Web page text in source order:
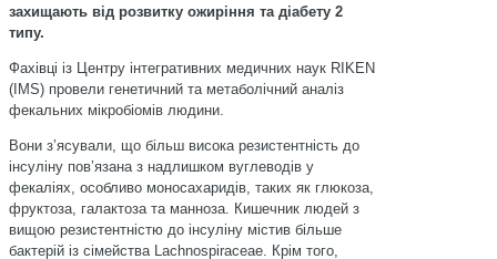
захищають від розвитку ожиріння та діабету 2
типу.
Фахівці із Центру інтегративних медичних наук RIKEN
(IMS) провели генетичний та метаболічний аналіз
фекальних мікробіомів людини.
Вони зʼясували, що більш висока резистентність до
інсуліну повʼязана з надлишком вуглеводів у
фекаліях, особливо моносахаридів, таких як глюкоза,
фруктоза, галактоза та манноза. Кишечник людей з
вищою резистентністю до інсуліну містив більше
бактерій із сімейства Lachnospiraceae. Крім того,